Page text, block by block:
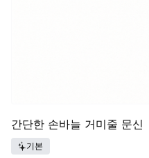
간단한 손바늘 거미줄 문신
기본